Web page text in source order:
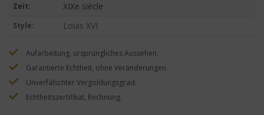
Zeit: XIXe siècle
Style: Louis XVI
Aufarbeitung, ursprüngliches Aussehen.
Garantierte Echtheit, ohne Veränderungen.
Unverfälschter Vergoldungsgrad.
Echtheitszertifikat, Rechnung.